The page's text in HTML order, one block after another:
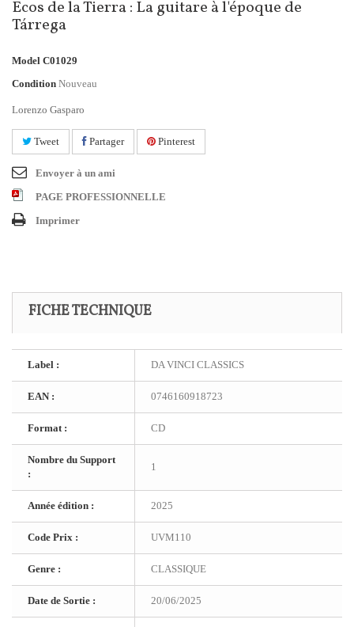
Ecos de la Tierra : La guitare à l'époque de
Tárrega
Model C01029
Condition Nouveau
Lorenzo Gasparo
Tweet Partager Pinterest
Envoyer à un ami
PAGE PROFESSIONNELLE
Imprimer
FICHE TECHNIQUE
Label : DA VINCI CLASSICS
EAN : 0746160918723
Format : CD
Nombre du Support
:
1
Année édition : 2025
Code Prix : UVM110
Genre : CLASSIQUE
Date de Sortie : 20/06/2025